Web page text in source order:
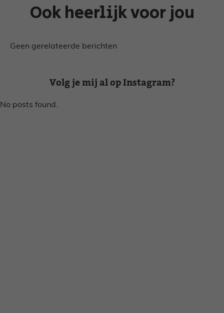
Ook heerlijk voor jou
Geen gerelateerde berichten
Volg je mij al op Instagram?
No posts found.